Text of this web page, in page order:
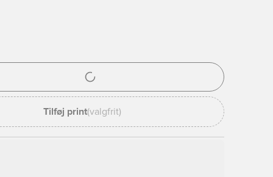
til at logge ind eller tilmelde dig som medlem
Tilføj print(valgfrit)